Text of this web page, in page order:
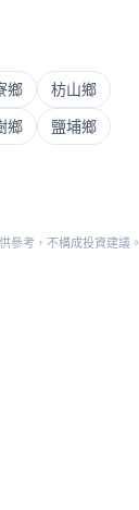
鄉
枋山鄉
鄉
鹽埔鄉
參考，不構成投資建議。